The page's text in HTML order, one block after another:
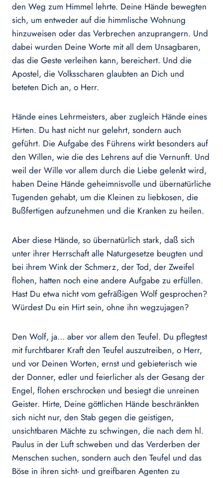
den Weg zum Himmel lehrte. Deine Hände bewegten
sich, um entweder auf die himmlische Wohnung
hinzuweisen oder das Verbrechen anzuprangern. Und
dabei wurden Deine Worte mit all dem Unsagbaren,
das die Geste verleihen kann, bereichert. Und die
Apostel, die Volksscharen glaubten an Dich und
beteten Dich an, o Herr.
Hände eines Lehrmeisters, aber zugleich Hände eines
Hirten. Du hast nicht nur gelehrt, sondern auch
geführt. Die Aufgabe des Führens wirkt besonders auf
den Willen, wie die des Lehrens auf die Vernunft. Und
weil der Wille vor allem durch die Liebe gelenkt wird,
haben Deine Hände geheimnisvolle und übernatürliche
Tugenden gehabt, um die Kleinen zu liebkosen, die
Bußfertigen aufzunehmen und die Kranken zu heilen.
Aber diese Hände, so übernatürlich stark, daß sich
unter ihrer Herrschaft alle Naturgesetze beugten und
bei ihrem Wink der Schmerz, der Tod, der Zweifel
flohen, hatten noch eine andere Aufgabe zu erfüllen.
Hast Du etwa nicht vom gefräßigen Wolf gesprochen?
Würdest Du ein Hirt sein, ohne ihn wegzujagen?
Den Wolf, ja… aber vor allem den Teufel. Du pflegtest
mit furchtbarer Kraft den Teufel auszutreiben, o Herr,
und vor Deinen Worten, ernst und gebieterisch wie
der Donner, edler und feierlicher als der Gesang der
Engel, flohen erschrocken und besiegt die unreinen
Geister. Hirte, Deine göttlichen Hände beschränkten
sich nicht nur, den Stab gegen die geistigen,
unsichtbaren Mächte zu schwingen, die nach dem hl.
Paulus in der Luft schweben und das Verderben der
Menschen suchen, sondern auch den Teufel und das
Böse in ihren sicht- und greifbaren Agenten zu